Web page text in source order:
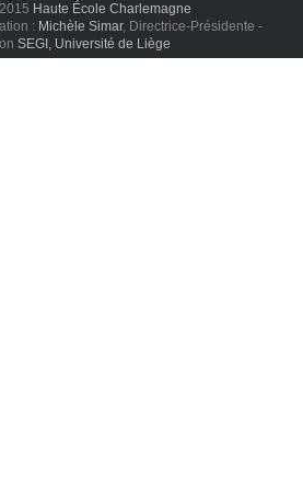
Haute École Charlemagne
: Michèle Simar, Directrice-Présidente -
SEGI, Université de Liège